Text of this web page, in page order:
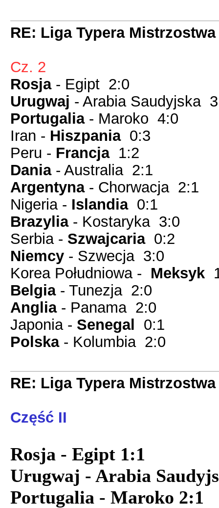
RE: Liga Typera Mistrzostwa
Cz. 2
Rosja- Egipt 2:0
Urugwaj - Arabia Saudyjska
Portugalia- Maroko 4:0
Iran - Hiszpania0:3
Peru - Francja1:2
Dania- Australia 2:1
Argentyna- Chorwacja 2:1
Nigeria - Islandia0:1
Brazylia- Kostaryka 3:0
Serbia - Szwajcaria0:2
Niemcy - Szwecja 3:0
Korea Południowa - Meksyk
Belgia- Tunezja 2:0
Anglia- Panama 2:0
Japonia - Senegal
0:1
Polska- Kolumbia 2:0
RE: Liga Typera Mistrzostwa
Część II
Rosja - Egipt 1:1
Urugwaj - Arabia
Portugalia - Maroko 2:1